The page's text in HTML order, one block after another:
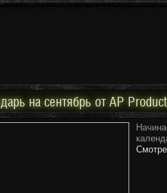
на сентябрь от AP